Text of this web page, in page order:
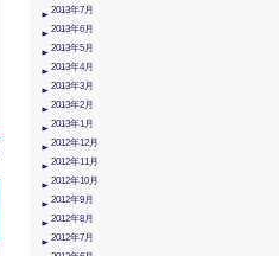
2013年7月
2013年6月
2013年5月
2013年4月
2013年3月
2013年2月
2013年1月
2012年12月
2012年11月
2012年10月
2012年9月
2012年8月
2012年7月